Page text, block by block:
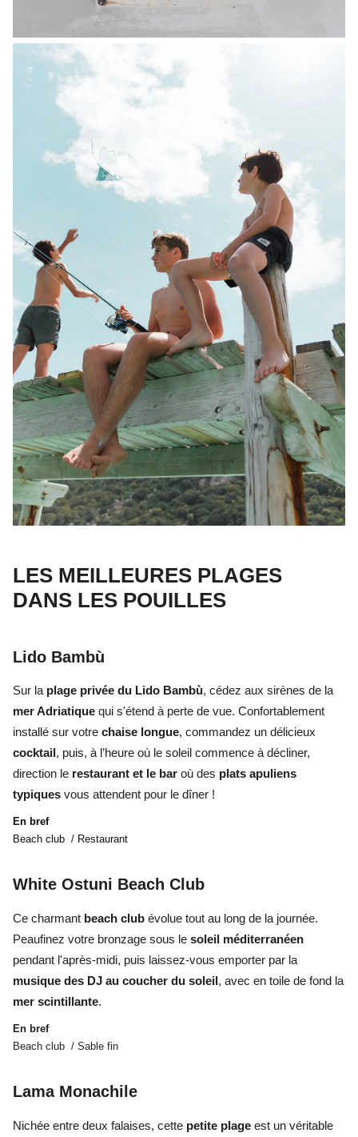
LES MEILLEURES PLAGES
DANS LES POUILLES
Lido Bambù
Sur la plage privée du Lido Bambù, cédez aux sirènes de la
mer Adriatique qui s'étend à perte de vue. Confortablement
installé sur votre chaise longue, commandez un délicieux
cocktail, puis, à l’heure où le soleil commence à décliner,
direction le restaurant et le bar où des plats apuliens
typiques vous attendent pour le dîner !
En bref
Beach club / Restaurant
White Ostuni Beach Club
Ce charmant beach club évolue tout au long de la journée.
Peaufinez votre bronzage sous le soleil méditerranéen
pendant l'après-midi, puis laissez-vous emporter par la
musique des DJ au coucher du soleil, avec en toile de fond la
mer scintillante.
En bref
Beach club / Sable fin
Lama Monachile
Nichée entre deux falaises, cette petite plage est un véritable